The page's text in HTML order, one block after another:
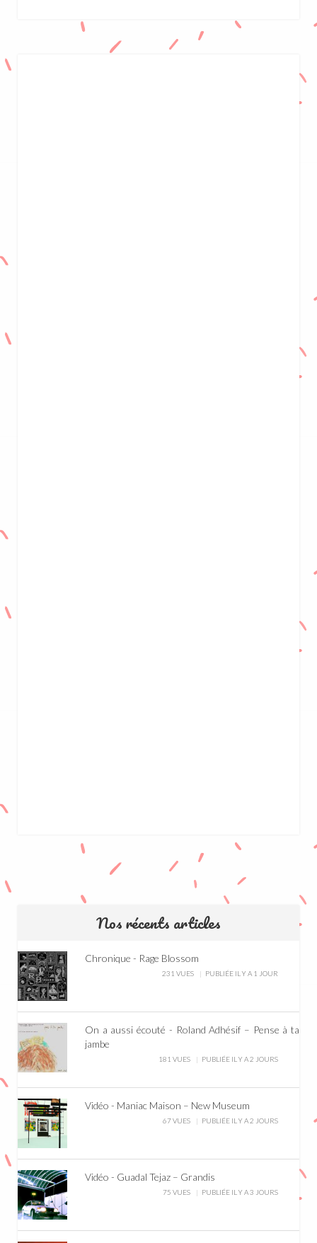
Nos récents articles
Chronique - Rage Blossom
231 VUES PUBLIÉE IL Y A 1 JOUR
On a aussi écouté - Roland Adhésif – Pense à ta
jambe
181 VUES PUBLIÉE IL Y A 2 JOURS
Vidéo - Maniac Maison – New Museum
67 VUES PUBLIÉE IL Y A 2 JOURS
Vidéo - Guadal Tejaz – Grandis
75 VUES PUBLIÉE IL Y A 3 JOURS